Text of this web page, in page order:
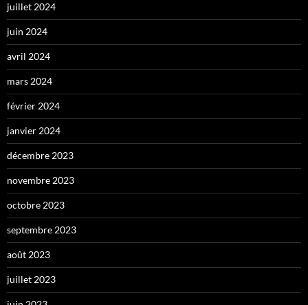
juillet 2024
juin 2024
avril 2024
mars 2024
février 2024
janvier 2024
décembre 2023
novembre 2023
octobre 2023
septembre 2023
août 2023
juillet 2023